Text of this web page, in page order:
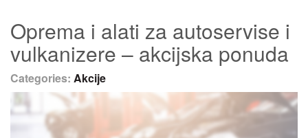
Oprema i alati za autoservise i
vulkanizere – akcijska ponuda
Categories: Akcije